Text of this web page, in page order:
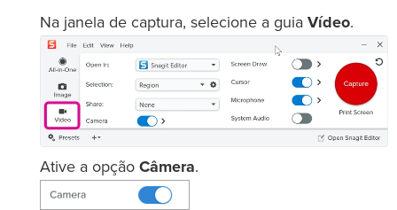
Na janela de captura, selecione a guia Vídeo.
Ative a opção Câmera.